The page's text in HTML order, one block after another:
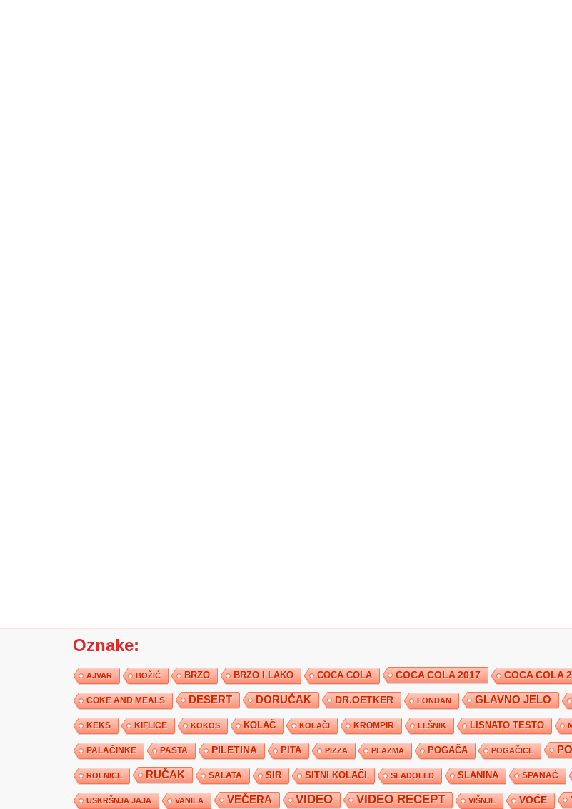
Oznake:
AJVAR BOŽIĆ BRZO BRZO I LAKO COCA COLA COCA COLA 2017 COCA COLA
COKE AND MEALS DESERT DORUČAK DR.OETKER FONDAN GLAVNO JELO
KEKS KIFLICE KOKOS KOLAČ KOLAČI KROMPIR LEŠNIK LISNATO TESTO
PALAČINKE PASTA PILETINA PITA PIZZA PLAZMA POGAČA POGAČICE
ROLNICE RUČAK SALATA SIR SITNI KOLAČI SLADOLED SLANINA SPANAĆ
USKRŠNJA JAJA VANILA VEČERA VIDEO VIDEO RECEPT VIŠNJE VOĆE